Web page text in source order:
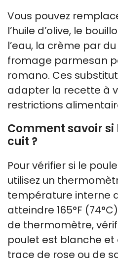
Vous pouvez
l’huile d’olive, le
l’eau, la crème par
fromage parmesan
romano. Ces
adapter la recette à
restrictions
Comment savoir
cuit ?
Pour vérifier si le
utilisez un
température interne
atteindre 165°F
de thermomètre,
poulet est blanche et
trace de rose ou de